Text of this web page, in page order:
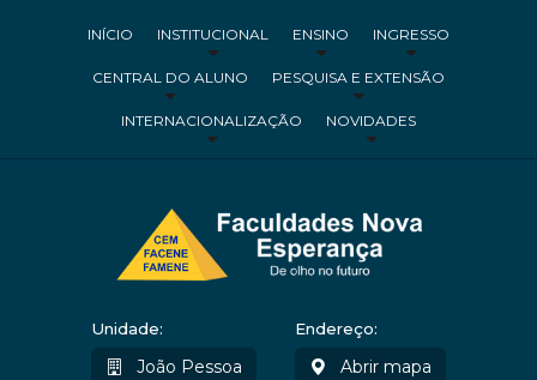
INÍCIO INSTITUCIONAL ENSINO INGRESSO
CENTRAL DO ALUNO PESQUISA E EXTENSÃO
INTERNACIONALIZAÇÃO NOVIDADES
Unidade:
João Pessoa
Endereço:
Abrir mapa